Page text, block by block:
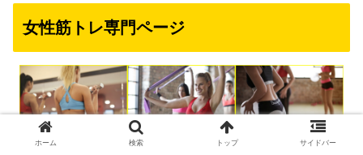
女性筋トレ専門ページ
ホーム 検索 トップ サイドバー